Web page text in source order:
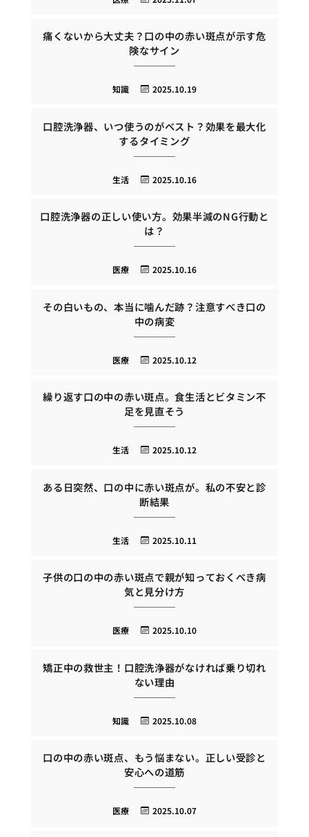
痛くないから大丈夫？口の中の赤い斑点が示す危
険なサイン
2025.10.19
知識
口腔洗浄器、いつ使うのがベスト？効果を最大化
するタイミング
2025.10.16
生活
口腔洗浄器の正しい使い方。効果半減のNG行動と
は？
2025.10.16
医療
その白いもの、本当に噛んだ跡？注意すべき口の
中の病変
2025.10.12
医療
繰り返す口の中の赤い斑点。食生活とビタミン不
足を見直そう
2025.10.12
生活
ある日突然、口の中に赤い斑点が。私の不安と診
断結果
2025.10.11
生活
子供の口の中の赤い斑点で親が知っておくべき病
気と見分け方
2025.10.10
医療
矯正中の救世主！口腔洗浄器がなければ乗り切れ
ない理由
2025.10.08
知識
口の中の赤い斑点、もう悩まない。正しい受診と
安心への道筋
2025.10.07
医療